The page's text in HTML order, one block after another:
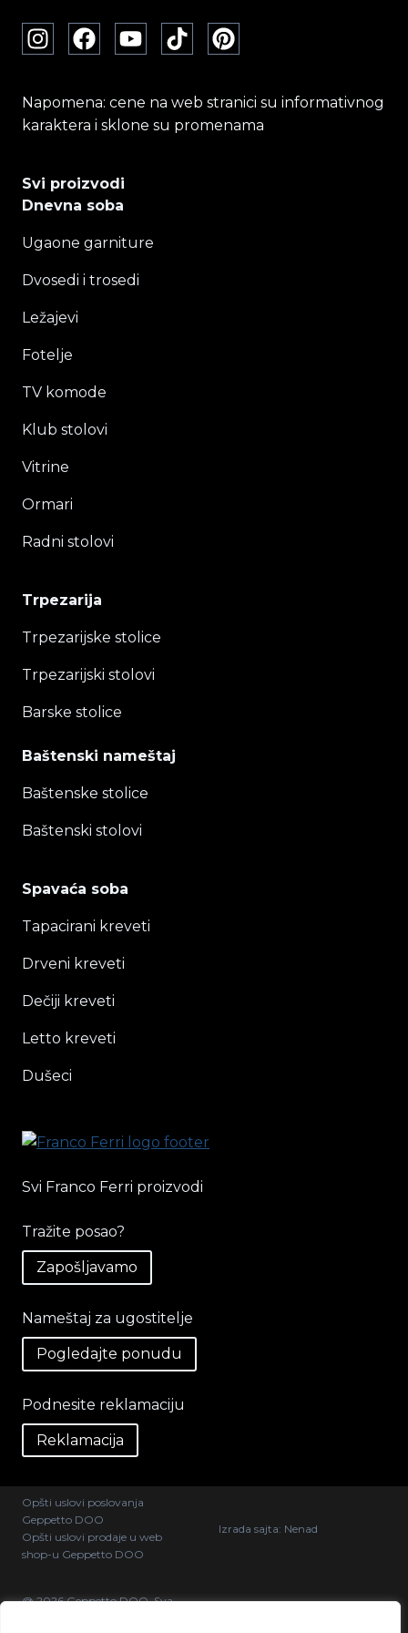
Napomena: cene na web stranici su informativnog
karaktera i sklone su promenama
Svi proizvodi
Dnevna soba
Ugaone garniture
Dvosedi i trosedi
Ležajevi
Fotelje
TV komode
Klub stolovi
Vitrine
Ormari
Radni stolovi
Trpezarija
Trpezarijske stolice
Trpezarijski stolovi
Barske stolice
Baštenski nameštaj
Baštenske stolice
Baštenski stolovi
Spavaća soba
Tapacirani kreveti
Drveni kreveti
Dečiji kreveti
Letto kreveti
Dušeci
Svi Franco Ferri proizvodi
Tražite posao?
Zapošljavamo
Nameštaj za ugostitelje
Pogledajte ponudu
Podnesite reklamaciju
Reklamacija
Opšti uslovi poslovanja
Geppetto DOO
Opšti uslovi prodaje u web
shop-u Geppetto DOO
Izrada sajta: Nenad
@ 2026 Geppetto DOO. Sva